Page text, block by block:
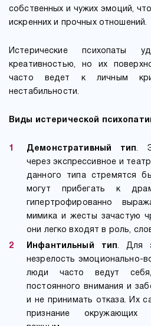
собственных и чужих эмоций,
искренних и прочных отношений.
Истерические психопаты
креативностью, но их
часто ведет к личным
нестабильности.
Виды истерической
Демонстративный тип.
через экспрессивное и
данного типа стремятся
могут прибегать к
гипертрофированно
мимика и жесты зачастую
они легко входят в роль,
Инфантильный тип. Для
незрелость эмоционально-
люди часто ведут
постоянного внимания и
и не принимать отказа. Их
признание окружающих